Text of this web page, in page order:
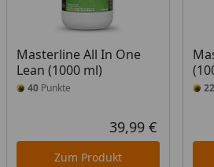
Masterline All In One
Lean (1000 ml)
40 Punkte
Aktueller
39,99 €
Zum Produkt
22